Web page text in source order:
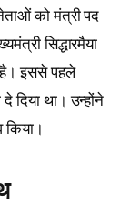
को मंत्री पद
सिद्धारमैया
है। इससे पहले
दिया था। उन्होंने